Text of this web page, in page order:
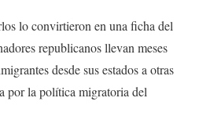
lo convirtieron en una ficha del
republicanos llevan meses
desde sus estados a otras
por la política migratoria del